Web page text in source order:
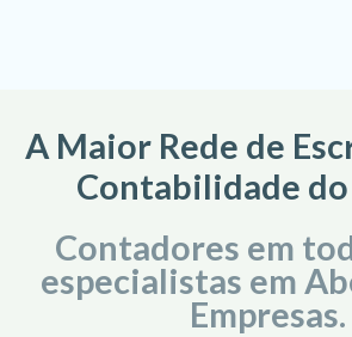
A Maior Rede de
Contabilidade
Contadores em
especialistas em
Empresas.